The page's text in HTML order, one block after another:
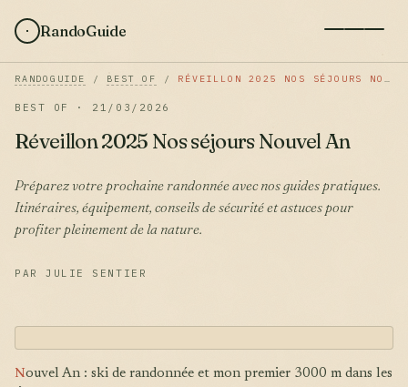
RandoGuide
RANDOGUIDE / BEST OF / RÉVEILLON 2025 NOS SÉJOURS NOUVEL AN
BEST OF · 21/03/2026
Réveillon 2025 Nos séjours Nouvel An
Préparez votre prochaine randonnée avec nos guides pratiques.
Itinéraires, équipement, conseils de sécurité et astuces pour
profiter pleinement de la nature.
PAR JULIE SENTIER
Nouvel An : ski de randonnée et mon premier 3000 m dans les